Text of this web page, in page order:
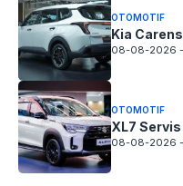
OTOMOTIF
Kia
08-08-2026 -
OTOMOTIF
XL7
08-08-2026 -